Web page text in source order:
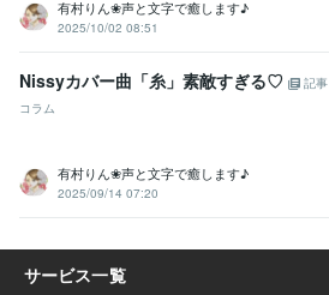
有村りん❀声と文字で癒します♪
2025/10/02 08:51
Nissyカバー曲「糸」素敵すぎる♡
記事
コラム
有村りん❀声と文字で癒します♪
2025/09/14 07:20